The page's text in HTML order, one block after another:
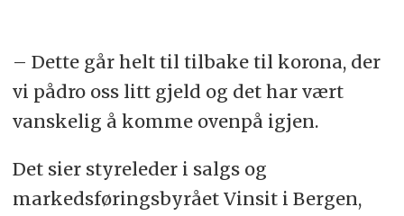
– Dette går helt til tilbake til korona, der
vi pådro oss litt gjeld og det har vært
vanskelig å komme ovenpå igjen.
Det sier styreleder i salgs og
markedsføringsbyrået Vinsit i Bergen,